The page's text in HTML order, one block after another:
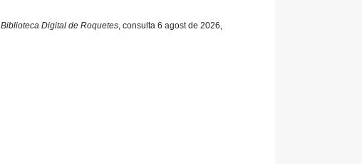
Biblioteca Digital de Roquetes, consulta 6 agost de 2026,